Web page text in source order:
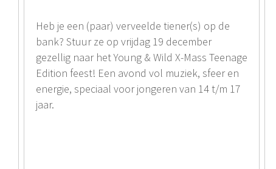
Heb je een (paar) verveelde tiener(s) op de
bank? Stuur ze op vrijdag 19 december
gezellig naar het Young & Wild X-Mass Teenage
Edition feest! Een avond vol muziek, sfeer en
energie, speciaal voor jongeren van 14 t/m 17
jaar.